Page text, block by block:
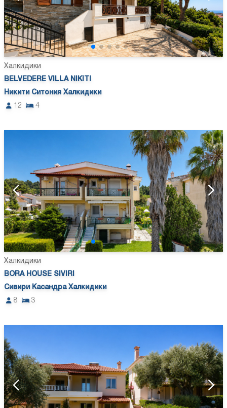
Халкидики
BELVEDERE VILLA NIKITI
Никити Ситония Халкидики
12
4
Халкидики
BORA HOUSE SIVIRI
Сивири Касандра Халкидики
8
3